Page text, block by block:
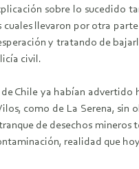
sobre lo sucedido
llevaron por otra
y tratando de
civil.
Chile ya habían advertido
como de La Serena,
de desechos
realidad que